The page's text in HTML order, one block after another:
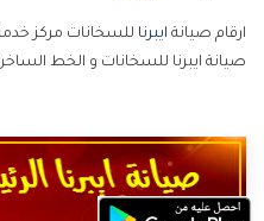
ارقام صيانة ايبرنا للسخانات مركز
صيانة ايبرنا للسخانات و الخط